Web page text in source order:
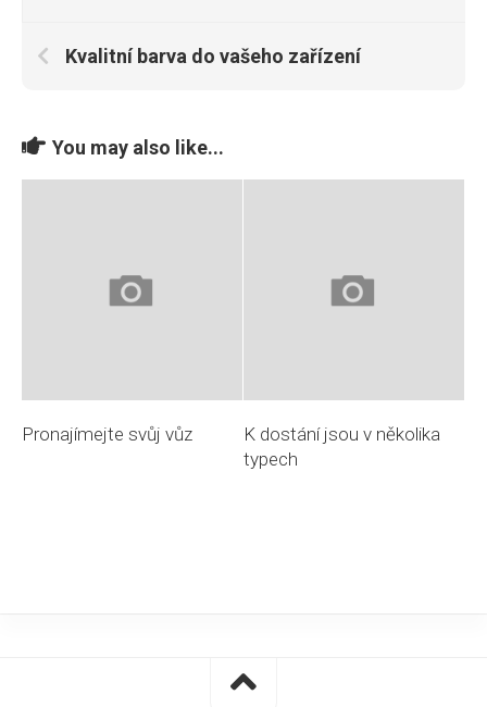
Kvalitní barva do vašeho zařízení
You may also like...
Pronajímejte svůj vůz
K dostání jsou v několika
typech